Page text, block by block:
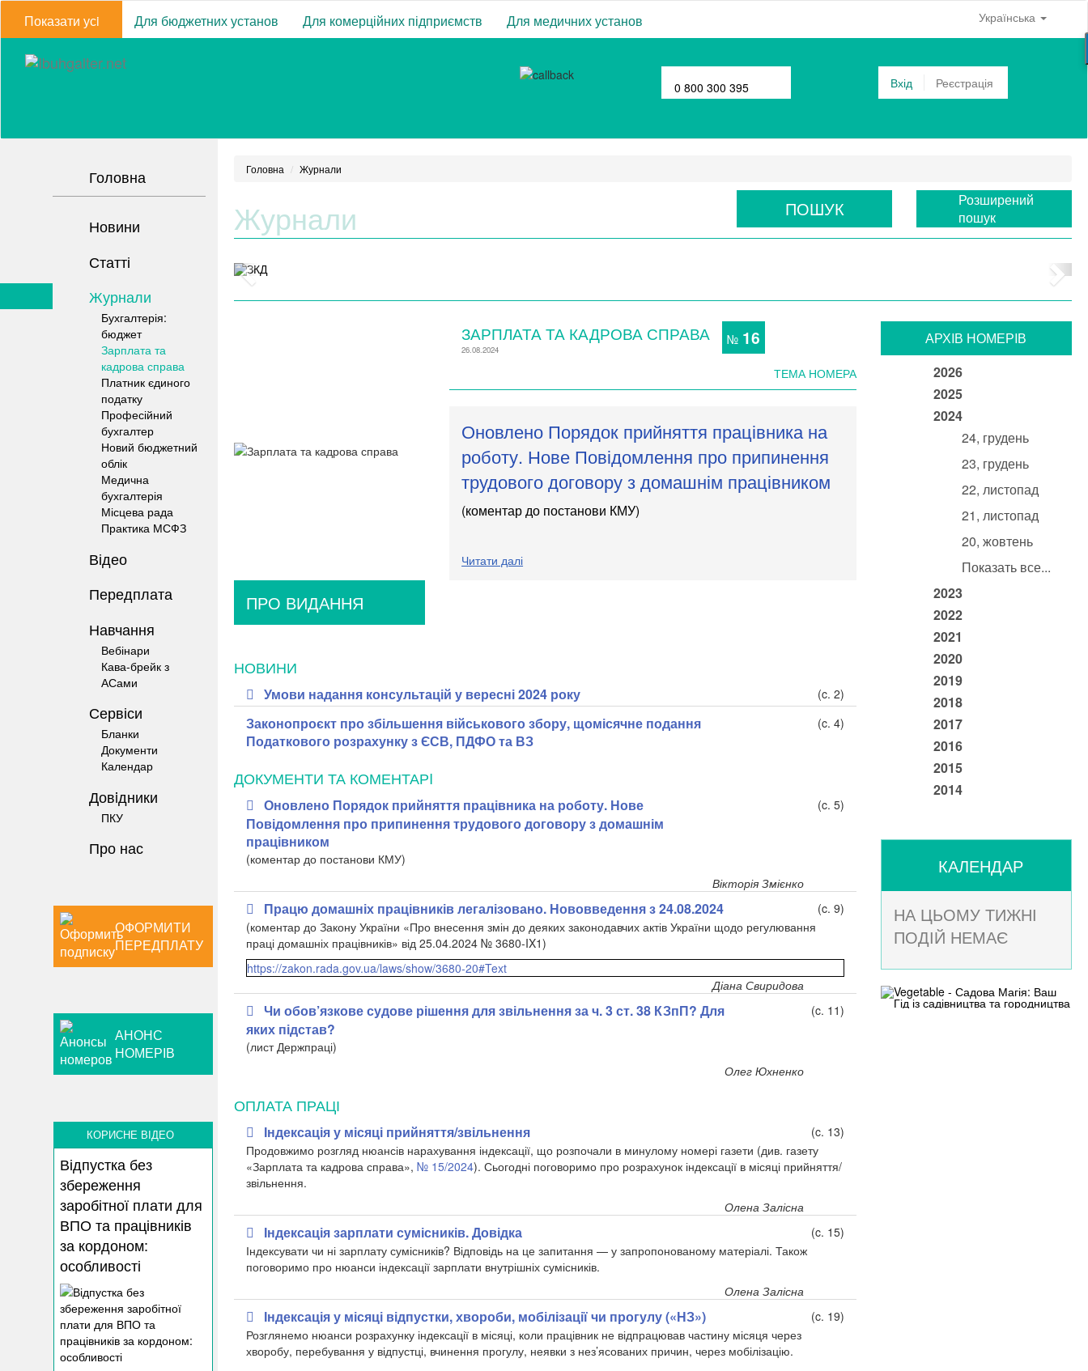
Показати усi Для бюджетних установ Для комерційних підприємств Для медичних установ Українська
0 800 300 395 Вхід Реєстрація
Головна
Новини
Статті
Журнали
Бухгалтерія:
бюджет
Зарплата та
кадрова справа
Платник єдиного
податку
Професійний
бухгалтер
Новий бюджетний
облік
Медична
бухгалтерія
Місцева рада
Практика МСФЗ
Відео
Передплата
Навчання
Вебінари
Кава-брейк з
АСами
Сервіси
Бланки
Документи
Календар
Довiдники
ПКУ
Про нас
ОФОРМИТИ
ПЕРЕДПЛАТУ
АНОНС
НОМЕРІВ
КОРИСНЕ ВІДЕО
Відпустка без
збереження
заробітної плати для
ВПО та працівників
за кордоном:
особливості
Головна Журнали
Журнали ПОШУК
Розширений
пошук
ЗАРПЛАТА ТА КАДРОВА СПРАВА
26.08.2024
№ 16
ТЕМА НОМЕРА
Оновлено Порядок прийняття працівника на
роботу. Нове Повідомлення про припинення
трудового договору з домашнім працівником
(коментар до постанови КМУ)
Читати далі
ПРО ВИДАННЯ
НОВИНИ
Умови надання консультацій у вересні 2024 року (c. 2)
Законопроєкт про збільшення військового збору, щомісячне подання
Податкового розрахунку з ЄСВ, ПДФО та ВЗ
(c. 4)
ДОКУМЕНТИ ТА КОМЕНТАРI
Оновлено Порядок прийняття працівника на роботу. Нове
Повідомлення про припинення трудового договору з домашнім
працівником
(c. 5)
(коментар до постанови КМУ)
Вікторія Змієнко
Працю домашніх працівників легалізовано. Нововведення з 24.08.2024
(c. 9)
(коментар до Закону України «Про внесення змін до деяких законодавчих актів України щодо регулювання
праці домашніх працівників» від 25.04.2024 № 3680-IX1)
https://zakon.rada.gov.ua/laws/show/3680-20#Text
Діана Свиридова
Чи обов’язкове судове рішення для звільнення за ч. 3 ст. 38 КЗпП? Для
яких підстав?
(c. 11)
(лист Держпраці)
Олег Юхненко
ОПЛАТА ПРАЦІ
Індексація у місяці прийняття/звільнення
(c. 13)
Продовжимо розгляд нюансів нарахування індексації, що розпочали в минулому номері газети (див. газету
«Зарплата та кадрова справа», № 15/2024). Сьогодні поговоримо про розрахунок індексації в місяці прийняття/
звільнення.
Олена Залісна
Індексація зарплати сумісників. Довідка
(c. 15)
Індексувати чи ні зарплату сумісників? Відповідь на це запитання — у запропонованому матеріалі. Також
поговоримо про нюанси індексації зарплати внутрішніх сумісників.
Олена Залісна
Індексація у місяці відпустки, хвороби, мобілізації чи прогулу («НЗ»)
(c. 19)
Розглянемо нюанси розрахунку індексації в місяці, коли працівник не відпрацював частину місяця через
хворобу, перебування у відпустці, вчинення прогулу, неявки з нез’ясованих причин, через мобілізацію.
АРХIВ НОМЕРIВ
2026
2025
2024
24, грудень
23, грудень
22, листопад
21, листопад
20, жовтень
Показать все...
2023
2022
2021
2020
2019
2018
2017
2016
2015
2014
КАЛЕНДАР
НА ЦЬОМУ ТИЖНІ
ПОДІЙ НЕМАЄ